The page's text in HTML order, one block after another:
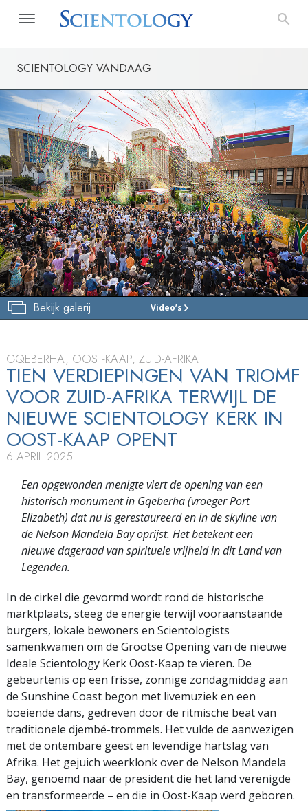
SCIENTOLOGY VANDAAG
Bekijk galerij Video’s
SCIENTOLOGY
KAAP
TOUR
FEESTELIJKE
OPENING
GQEBERHA, OOST-KAAP, ZUID-AFRIKA
TIEN VERDIEPINGEN VAN TRIOMF
VOOR ZUID-AFRIKA TERWIJL DE
NIEUWE SCIENTOLOGY KERK IN
OOST-KAAP OPENT
6 APRIL 2025
Een opgewonden menigte viert de opening van een
historisch monument in Gqeberha (vroeger Port
Elizabeth) dat nu is gerestaureerd en in de skyline van
de Nelson Mandela Bay oprijst. Het betekent een
nieuwe dageraad van spirituele vrijheid in dit Land van
Legenden.
In de cirkel die gevormd wordt rond de historische
marktplaats, steeg de energie terwijl vooraanstaande
burgers, lokale bewoners en Scientologists
samenkwamen om de Grootse Opening van de nieuwe
Ideale Scientology Kerk Oost-Kaap te vieren. De
gebeurtenis op een frisse, zonnige zondagmiddag aan
de Sunshine Coast begon met livemuziek en een
boeiende dans, gedreven door de ritmische beat van
traditionele djembé-trommels. Het vulde de aanwezigen
met de ontembare geest en levendige hartslag van
Afrika. Het gejuich weerklonk over de Nelson Mandela
Bay, genoemd naar de president die het land verenigde
en transformeerde – en die in Oost-Kaap werd geboren.